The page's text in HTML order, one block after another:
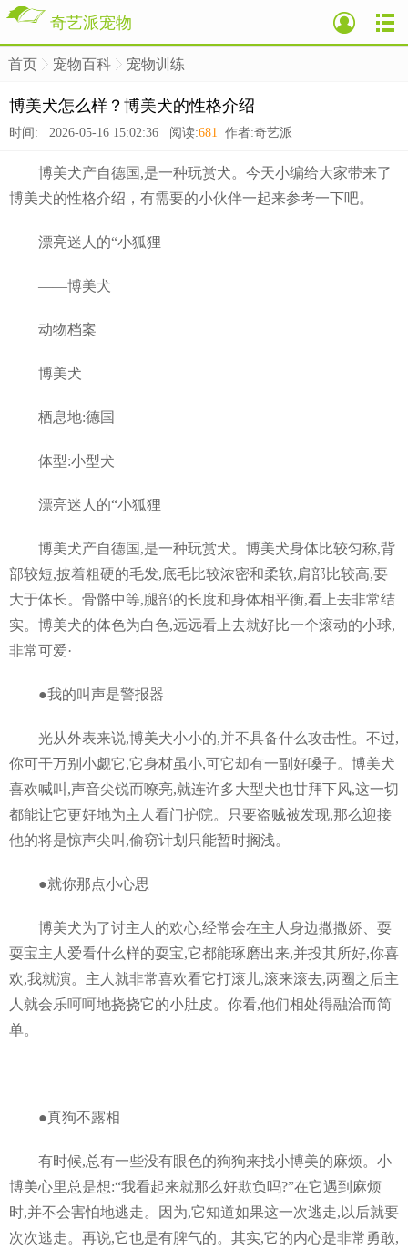
奇艺派宠物
首页 宠物百科 宠物训练
博美犬怎么样？博美犬的性格介绍
时间: 2026-05-16 15:02:36 阅读:681 作者:奇艺派
博美犬产自德国,是一种玩赏犬。今天小编给大家带来了
博美犬的性格介绍，有需要的小伙伴一起来参考一下吧。
漂亮迷人的“小狐狸
——博美犬
动物档案
博美犬
栖息地:德国
体型:小型犬
漂亮迷人的“小狐狸
博美犬产自德国,是一种玩赏犬。博美犬身体比较匀称,背
部较短,披着粗硬的毛发,底毛比较浓密和柔软,肩部比较高,要
大于体长。骨骼中等,腿部的长度和身体相平衡,看上去非常结
实。博美犬的体色为白色,远远看上去就好比一个滚动的小球,
非常可爱·
●我的叫声是警报器
光从外表来说,博美犬小小的,并不具备什么攻击性。不过,
你可干万别小觑它,它身材虽小,可它却有一副好嗓子。博美犬
喜欢喊叫,声音尖锐而嘹亮,就连许多大型犬也甘拜下风,这一切
都能让它更好地为主人看门护院。只要盗贼被发现,那么迎接
他的将是惊声尖叫,偷窃计划只能暂时搁浅。
●就你那点小心思
博美犬为了讨主人的欢心,经常会在主人身边撒撒娇、耍
耍宝主人爱看什么样的耍宝,它都能琢磨出来,并投其所好,你喜
欢,我就演。主人就非常喜欢看它打滚儿,滚来滚去,两圈之后主
人就会乐呵呵地挠挠它的小肚皮。你看,他们相处得融洽而简
单。
●真狗不露相
有时候,总有一些没有眼色的狗狗来找小博美的麻烦。小
博美心里总是想:“我看起来就那么好欺负吗?”在它遇到麻烦
时,并不会害怕地逃走。因为,它知道如果这一次逃走,以后就要
次次逃走。再说,它也是有脾气的。其实,它的内心是非常勇敢,